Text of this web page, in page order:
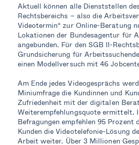
Aktuell können alle Dienststellen
Rechtsbereichs – also die
Videotermin“ zur Online-Beratung
Lokationen der Bundesagentur für
angebunden. Für den SGB II-
Grundsicherung für
einen Modellversuch mit 46
Am Ende jedes Videogesprächs
Miniumfrage die Kundinnen und
Zufriedenheit mit der digitalen
Weiterempfehlungsquote ermittelt.
Befragungen empfehlen 95 Prozent
Kunden die Videotelefonie-Lösung
Arbeit weiter. Über 3 Millionen